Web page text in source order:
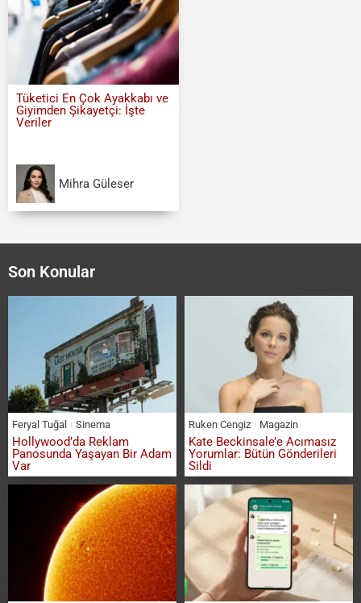
Tüketici En Çok Ayakkabı ve
Giyimden Şikayetçi: İşte
Veriler
Mihra Güleser
Son Konular
Feryal Tuğal Sinema
Hollywood’da Reklam
Panosunda Yaşayan Bir Adam
Var
Ruken Cengiz Magazin
Kate Beckinsale’e Acımasız
Yorumlar: Bütün Gönderileri
Sildi